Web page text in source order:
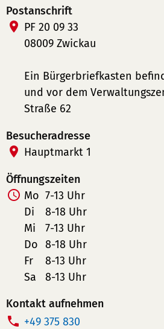
m
e
r:
Postanschrift
PF 20 09 33
08009 Zwickau
Ein Bürgerbriefkasten
und vor dem
Straße 62
Besucheradresse
Hauptmarkt 1
Öffnungszeiten
Mo 7-13 Uhr
Di
8-18 Uhr
Mi
7-13 Uhr
Do 8-18 Uhr
Fr
8-13 Uhr
Sa
8-13 Uhr
Kontakt aufnehmen
T
+49 375 830